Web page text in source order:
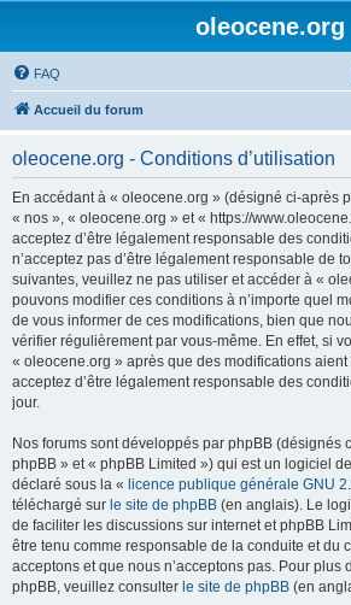
oleocene.org
FAQ
Accueil du forum
oleocene.org - Conditions d’utilisation
En accédant à « oleocene.org » (désigné ci-après
« nos », « oleocene.org » et « https://
acceptez d’être légalement responsable des
n’acceptez pas d’être légalement responsable de
suivantes, veuillez ne pas utiliser et accéder à «
pouvons modifier ces conditions à n’importe quel
de vous informer de ces modifications, bien que
vérifier régulièrement par vous-même. En effet, si
« oleocene.org » après que des modifications aient
acceptez d’être légalement responsable des
jour.
Nos forums sont développés par phpBB (désignés
phpBB » et « phpBB Limited ») qui est un logiciel
déclaré sous la « licence publique générale GNU
téléchargé sur le site de phpBB (en anglais). Le
de faciliter les discussions sur internet et phpBB
être tenu comme responsable de la conduite et du
acceptons et que nous n’acceptons pas. Pour plus
phpBB, veuillez consulter le site de phpBB (en